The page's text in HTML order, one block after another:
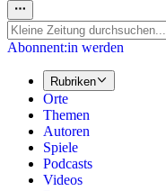
Abonnent:in werden
Rubriken
Orte
Themen
Autoren
Spiele
Podcasts
Videos